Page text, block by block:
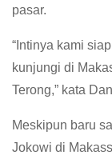
pasar.
“Intinya kami
kunjungi di
Terong,” kata
Meskipun baru
Jokowi di